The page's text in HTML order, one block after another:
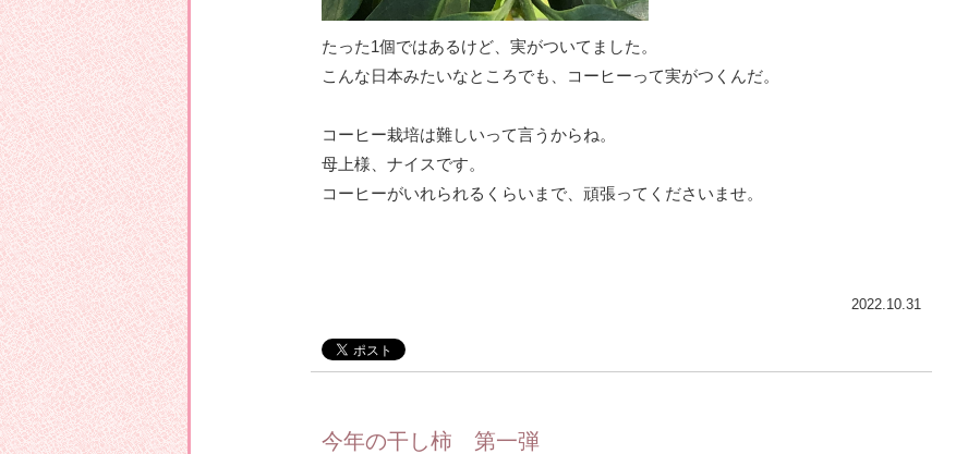
たった1個ではあるけど、実がついてました。
こんな日本みたいなところでも、コーヒーって実がつくんだ。
コーヒー栽培は難しいって言うからね。
母上様、ナイスです。
コーヒーがいれられるくらいまで、頑張ってくださいませ。
2022.10.31
今年の干し柿 第一弾